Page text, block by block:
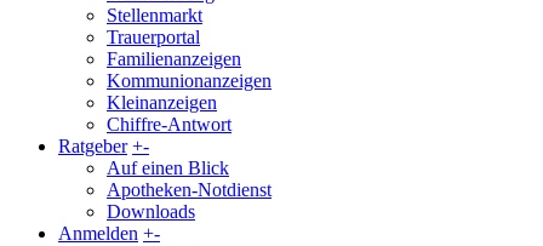
Stellenmarkt
Trauerportal
Familienanzeigen
Kommunionanzeigen
Kleinanzeigen
Chiffre-Antwort
Ratgeber +-
Auf einen Blick
Apotheken-Notdienst
Downloads
Anmelden +-